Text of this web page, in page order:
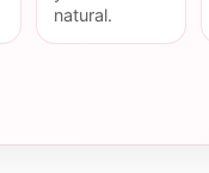
natural.